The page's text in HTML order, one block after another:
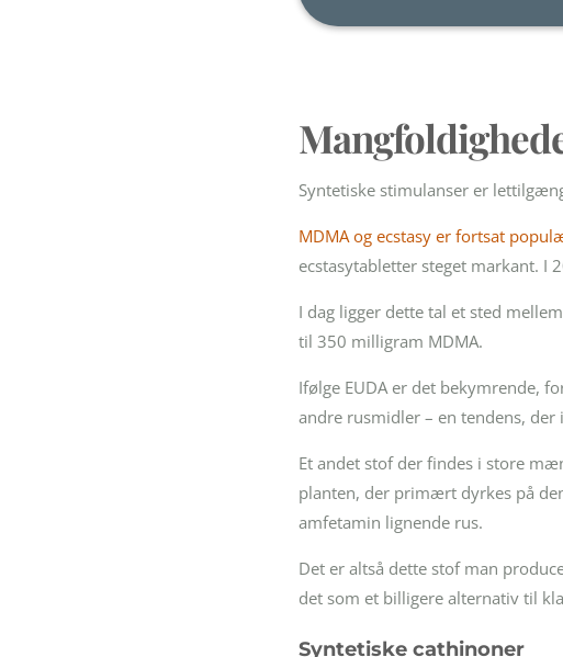
Syntetiske stimulanser er
MDMA og ecstasy er fortsat
ecstasytabletter steget markant. I
I dag ligger dette tal et sted
til 350 milligram MDMA.
Ifølge EUDA er det bekymrende,
andre rusmidler – en tendens,
Et andet stof der findes i store
planten, der primært dyrkes på
amfetamin lignende rus.
Det er altså dette stof man
det som et billigere alternativ til
Syntetiske cathinoner